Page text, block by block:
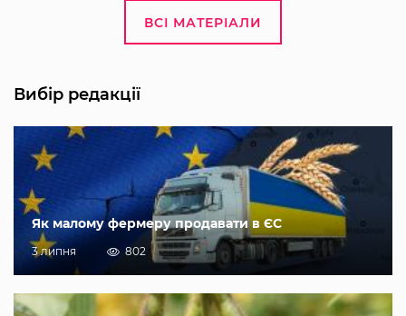
ВСІ МАТЕРІАЛИ
Вибір редакції
Як малому фермеру продавати в ЄС
3 липня 802